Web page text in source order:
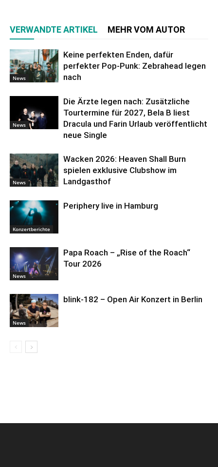
VERWANDTE ARTIKEL MEHR VOM AUTOR
News
Keine perfekten Enden, dafür
perfekter Pop-Punk: Zebrahead legen
nach
News
Die Ärzte legen nach: Zusätzliche
Tourtermine für 2027, Bela B liest
Dracula und Farin Urlaub veröffentlicht
neue Single
News
Wacken 2026: Heaven Shall Burn
spielen exklusive Clubshow im
Landgasthof
Konzertberichte
Periphery live in Hamburg
News
Papa Roach – „Rise of the Roach“
Tour 2026
News
blink-182 – Open Air Konzert in Berlin